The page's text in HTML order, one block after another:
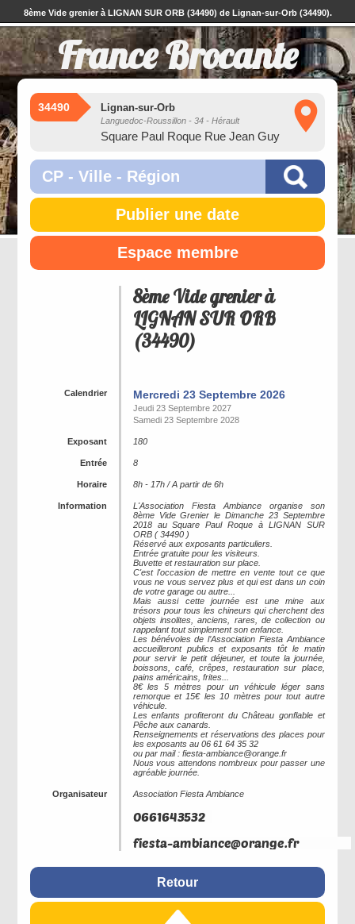
8ème Vide grenier à LIGNAN SUR ORB (34490) de Lignan-sur-Orb (34490).
France Brocante
34490 Lignan-sur-Orb
Languedoc-Roussillon - 34 - Hérault
Square Paul Roque Rue Jean Guy
Publier une date
Espace membre
8ème Vide grenier à
LIGNAN SUR ORB
(34490)
Calendrier Mercredi 23 Septembre 2026
Jeudi 23 Septembre 2027
Samedi 23 Septembre 2028
Exposant 180
Entrée 8
Horaire 8h - 17h / A partir de 6h
Information
L'Association Fiesta Ambiance organise son
8ème Vide Grenier le Dimanche 23 Septembre
2018 au Square Paul Roque à LIGNAN SUR
ORB ( 34490 )
Réservé aux exposants particuliers.
Entrée gratuite pour les visiteurs.
Buvette et restauration sur place.
C'est l'occasion de mettre en vente tout ce que
vous ne vous servez plus et qui est dans un coin
de votre garage ou autre...
Mais aussi cette journée est une mine aux
trésors pour tous les chineurs qui cherchent des
objets insolites, anciens, rares, de collection ou
rappelant tout simplement son enfance.
Les bénévoles de l’Association Fiesta Ambiance
accueilleront publics et exposants tôt le matin
pour servir le petit déjeuner, et toute la journée,
boissons, café, crêpes, restauration sur place,
pains américains, frites...
8€ les 5 mètres pour un véhicule léger sans
remorque et 15€ les 10 mètres pour tout autre
véhicule.
Les enfants profiteront du Château gonflable et
Pêche aux canards.
Renseignements et réservations des places pour
les exposants au 06 61 64 35 32
ou par mail : fiesta-ambiance@orange.fr
Nous vous attendons nombreux pour passer une
agréable journée.
Organisateur Association Fiesta Ambiance
Retour